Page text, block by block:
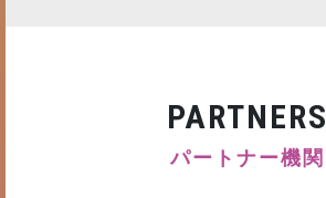
PARTNERS
パートナー機関